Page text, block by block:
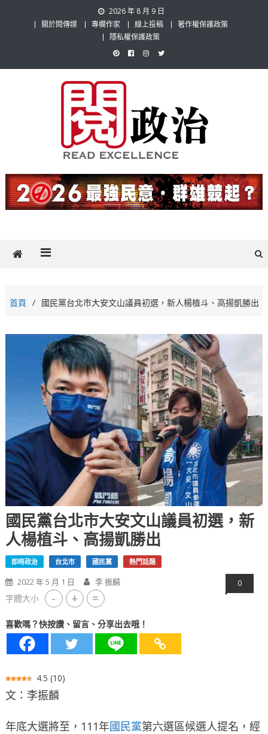
2026 年 8 月 9 日
關於閱傳媒
專欄作家 線上投稿
著作權保護政策
隱私權保護政策
閱政治 Read Gov News
題，也要專業評論，閱政治與多元的政治評論家與專欄作家邀稿合作，
讓讀者有最多元和專業的選擇。
首頁 國民黨台北市大安文山議員初選，新人楊植斗、高揚凱勝出
國民黨台北市大安文山議員初選，新
人楊植斗、高揚凱勝出
即時政治 台北市 國民黨 熱門話題
2022 年 5 月 1 日 李 振麟 0
字體大小 - + =
喜歡嗎？快按讚、留言、分享出去哦！
4.5 (10)
文：李振麟
年底大選將至，111年國民黨第六選區候選人提名，經